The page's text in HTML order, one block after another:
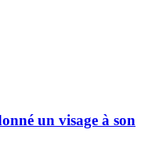
un visage à son